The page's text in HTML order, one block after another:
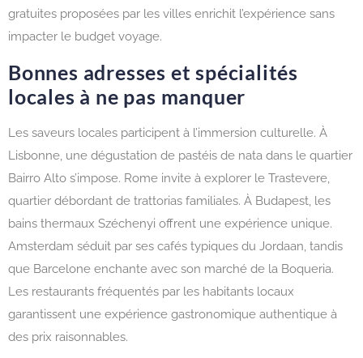
gratuites proposées par les villes enrichit l’expérience sans
impacter le budget voyage.
Bonnes adresses et spécialités
locales à ne pas manquer
Les saveurs locales participent à l’immersion culturelle. À
Lisbonne, une dégustation de pastéis de nata dans le quartier
Bairro Alto s’impose. Rome invite à explorer le Trastevere,
quartier débordant de trattorias familiales. À Budapest, les
bains thermaux Széchenyi offrent une expérience unique.
Amsterdam séduit par ses cafés typiques du Jordaan, tandis
que Barcelone enchante avec son marché de la Boqueria.
Les restaurants fréquentés par les habitants locaux
garantissent une expérience gastronomique authentique à
des prix raisonnables.